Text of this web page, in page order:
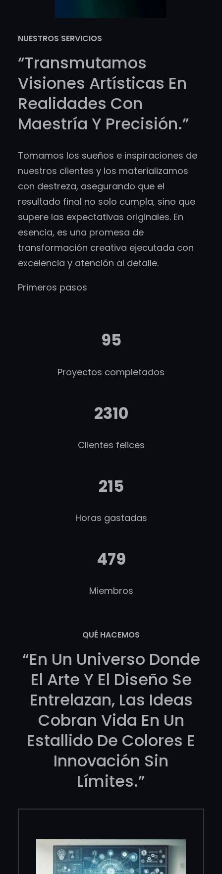
NUESTROS SERVICIOS
“Transmutamos
Visiones Artísticas En
Realidades Con
Maestría Y Precisión.”
Tomamos los sueños e inspiraciones de
nuestros clientes y los materializamos
con destreza, asegurando que el
resultado final no solo cumpla, sino que
supere las expectativas originales. En
esencia, es una promesa de
transformación creativa ejecutada con
excelencia y atención al detalle.
Primeros pasos
95
Proyectos completados
2310
Clientes felices
215
Horas gastadas
479
Miembros
QUÉ HACEMOS
“En Un Universo Donde
El Arte Y El Diseño Se
Entrelazan, Las Ideas
Cobran Vida En Un
Estallido De Colores E
Innovación Sin
Límites.”